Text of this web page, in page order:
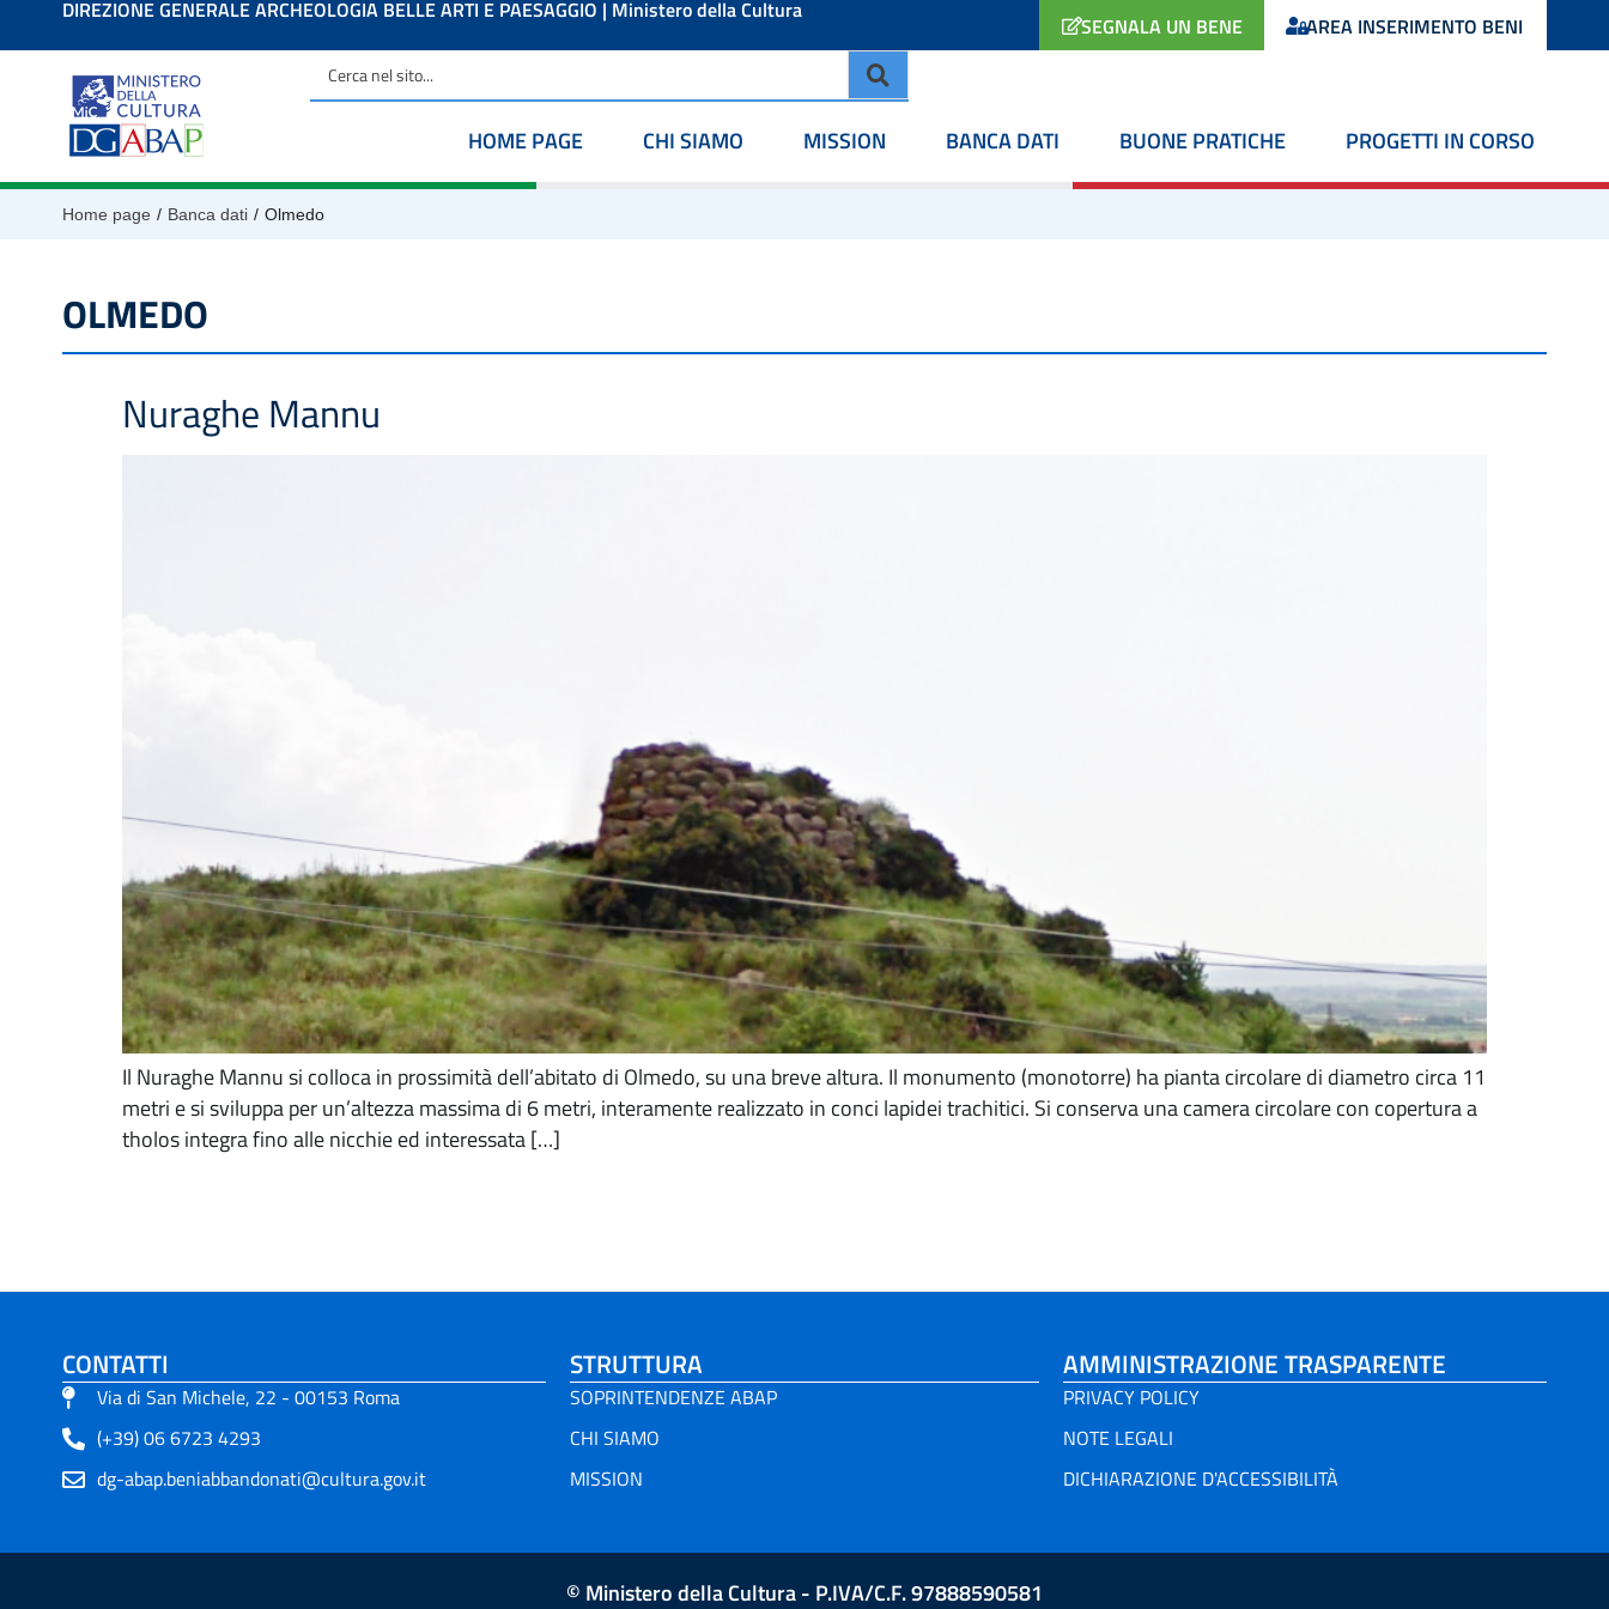
contenutoDIREZIONE GENERALE ARCHEOLOGIA BELLE ARTI E PAESAGGIO | Ministero della Cultura
SEGNALA UN BENE AREA INSERIMENTO BENI
HOME PAGE CHI SIAMO MISSION BANCA DATI BUONE PRATICHE PROGETTI IN CORSO
Home page / Banca dati / Olmedo
OLMEDO
Nuraghe Mannu
Il Nuraghe Mannu si colloca in prossimità dell’abitato di Olmedo, su una breve altura. Il monumento (monotorre) ha pianta circolare di diametro circa 11
metri e si sviluppa per un’altezza massima di 6 metri, interamente realizzato in conci lapidei trachitici. Si conserva una camera circolare con copertura a
tholos integra fino alle nicchie ed interessata […]
CONTATTI
Via di San Michele, 22 - 00153 Roma
(+39) 06 6723 4293
dg-abap.beniabbandonati@cultura.gov.it
STRUTTURA
SOPRINTENDENZE ABAP
CHI SIAMO
MISSION
AMMINISTRAZIONE TRASPARENTE
PRIVACY POLICY
NOTE LEGALI
DICHIARAZIONE D'ACCESSIBILITÀ
© Ministero della Cultura - P.IVA/C.F. 97888590581